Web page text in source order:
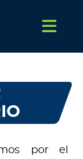
por el